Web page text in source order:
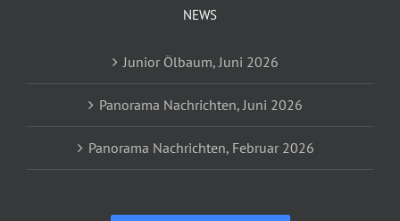
NEWS
Junior Ölbaum, Juni 2026
Panorama Nachrichten, Juni 2026
Panorama Nachrichten, Februar 2026